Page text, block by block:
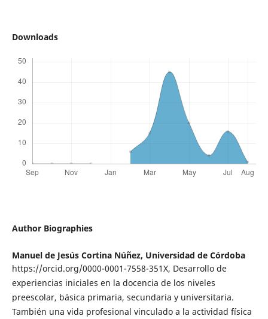
Downloads
Author Biographies
Manuel de Jesús Cortina Núñez, Universidad de Córdoba
https://orcid.org/0000-0001-7558-351X, Desarrollo de
experiencias iniciales en la docencia de los niveles
preescolar, básica primaria, secundaria y universitaria.
También una vida profesional vinculado a la actividad física